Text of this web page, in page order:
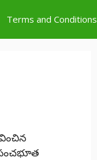
Terms and Conditions